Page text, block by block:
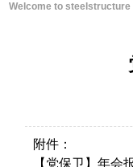
Welcome to
附件：
【党保卫】年会